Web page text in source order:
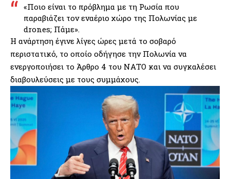
«Ποιο είναι το πρόβλημα με τη Ρωσία που
παραβιάζει τον εναέριο χώρο της Πολωνίας με
drones; Πάμε».
Η ανάρτηση έγινε λίγες ώρες μετά το σοβαρό
περιστατικό, το οποίο οδήγησε την Πολωνία να
ενεργοποιήσει το Άρθρο 4 του ΝΑΤΟ και να συγκαλέσει
διαβουλεύσεις με τους συμμάχους.